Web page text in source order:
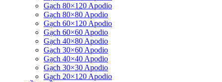
Gạch 80×120 Apodio
Gạch 80×80 Apodio
Gạch 60×120 Apodio
Gạch 60×60 Apodio
Gạch 40×80 Apodio
Gạch 30×60 Apodio
Gạch 40×40 Apodio
Gạch 30×30 Apodio
Gạch 20×120 Apodio